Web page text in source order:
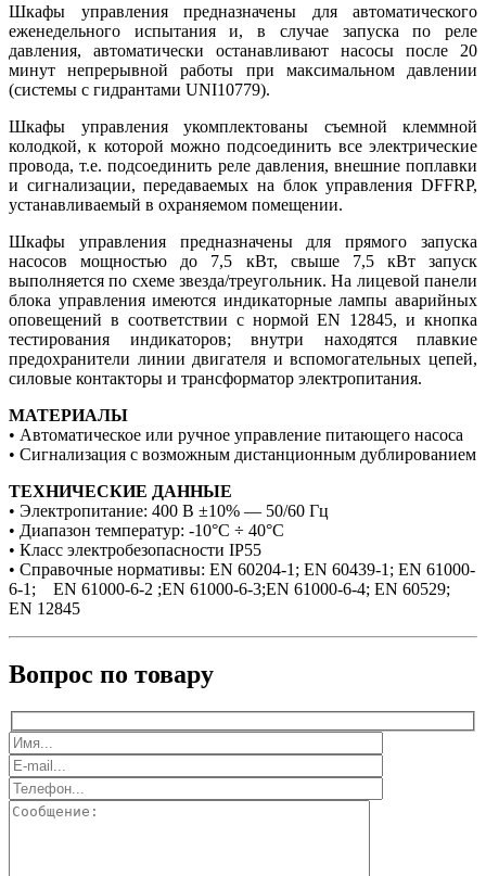
Шкафы управления предназначены для автоматического
еженедельного испытания и, в случае запуска по реле
давления, автоматически останавливают насосы после 20
минут непрерывной работы при максимальном давлении
(системы с гидрантами UNI10779).
Шкафы управления укомплектованы съемной клеммной
колодкой, к которой можно подсоединить все электрические
провода, т.е. подсоединить реле давления, внешние поплавки
и сигнализации, передаваемых на блок управления DFFRP,
устанавливаемый в охраняемом помещении.
Шкафы управления предназначены для прямого запуска
насосов мощностью до 7,5 кВт, свыше 7,5 кВт запуск
выполняется по схеме звезда/треугольник. На лицевой панели
блока управления имеются индикаторные лампы аварийных
оповещений в соответствии с нормой EN 12845, и кнопка
тестирования индикаторов; внутри находятся плавкие
предохранители линии двигателя и вспомогательных цепей,
силовые контакторы и трансформатор электропитания.
МАТЕРИАЛЫ
• Автоматическое или ручное управление питающего насоса
• Сигнализация с возможным дистанционным дублированием
ТЕХНИЧЕСКИЕ ДАННЫЕ
• Электропитание: 400 В ±10% — 50/60 Гц
• Диапазон температур: -10°C ÷ 40°C
• Класс электробезопасности IP55
• Справочные нормативы: EN 60204-1; EN 60439-1; EN 61000-
6-1; EN 61000-6-2 ;EN 61000-6-3;EN 61000-6-4; EN 60529;
EN 12845
Вопрос по товару